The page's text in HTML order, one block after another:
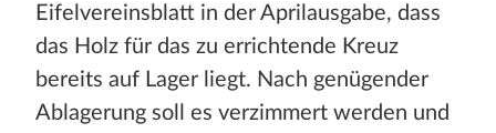
Eifelvereinsblatt in der Aprilausgabe, dass
das Holz für das zu errichtende Kreuz
bereits auf Lager liegt. Nach genügender
Ablagerung soll es verzimmert werden und